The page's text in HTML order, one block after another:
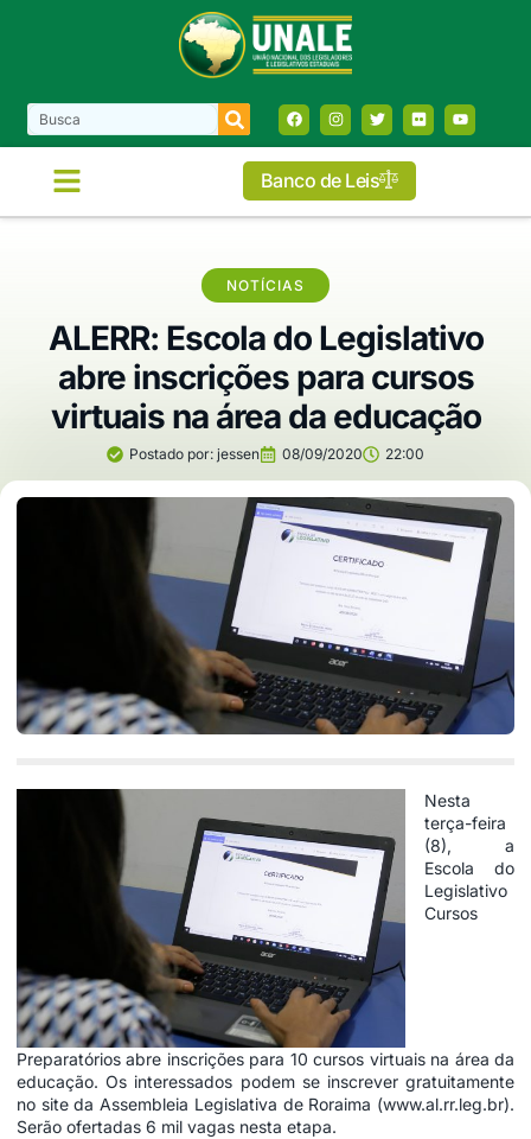
Banco de Leis
NOTÍCIAS
ALERR: Escola do Legislativo
abre inscrições para cursos
virtuais na área da educação
Postado por: jessen 08/09/2020 22:00
Nesta
terça-feira
(8), a
Escola do
Legislativo
Cursos
Preparatórios abre inscrições para 10 cursos virtuais na área da
educação. Os interessados podem se inscrever gratuitamente
no site da Assembleia Legislativa de Roraima (www.al.rr.leg.br).
Serão ofertadas 6 mil vagas nesta etapa.